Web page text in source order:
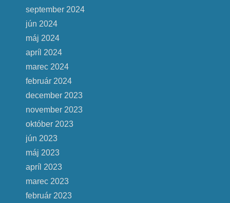
september 2024
jún 2024
máj 2024
apríl 2024
marec 2024
február 2024
december 2023
november 2023
október 2023
jún 2023
máj 2023
apríl 2023
marec 2023
február 2023